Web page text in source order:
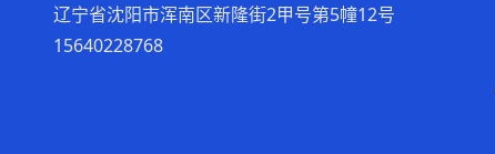
辽宁省沈阳市浑南区新隆街2甲号第5幢12号
15640228768